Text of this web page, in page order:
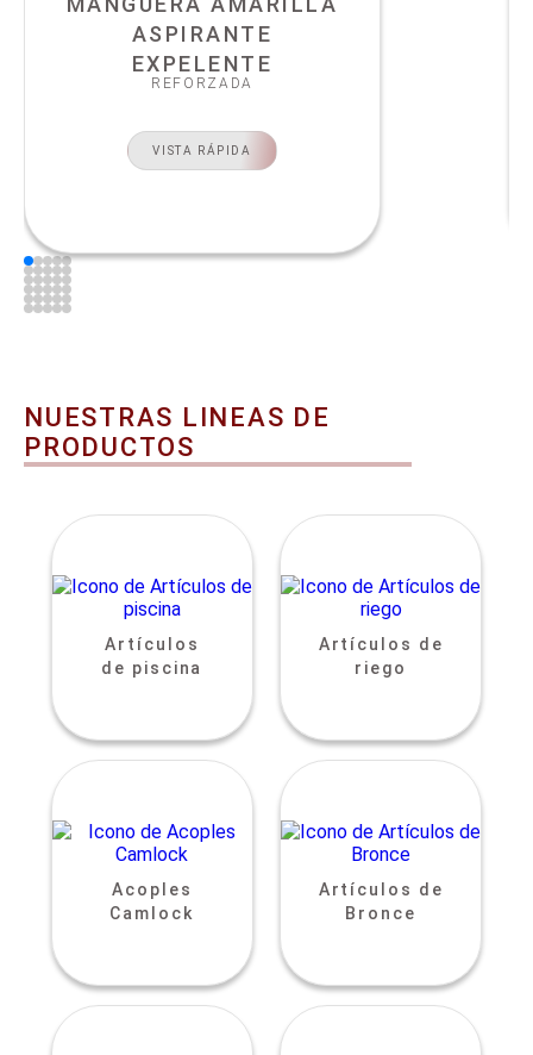
ASPIRANTE
EXPELENTE
REFORZADA
VISTA RÁPIDA
NUESTRAS LINEAS DE
PRODUCTOS
Artículos
de piscina
Artículos de
riego
Acoples
Camlock
Artículos de
Bronce